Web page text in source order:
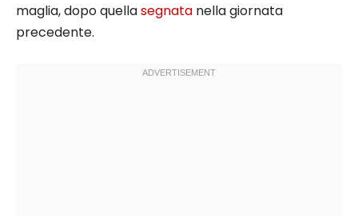
maglia, dopo quellasegnata nella giornata
precedente.